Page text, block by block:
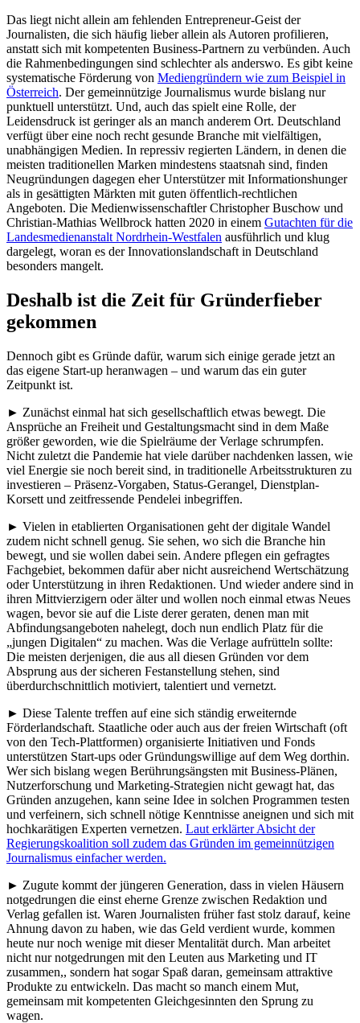
Das liegt nicht allein am fehlenden Entrepreneur-Geist der
Journalisten, die sich häufig lieber allein als Autoren profilieren,
anstatt sich mit kompetenten Business-Partnern zu verbünden. Auch
die Rahmenbedingungen sind schlechter als anderswo. Es gibt keine
systematische Förderung von Mediengründern wie zum Beispiel in
Österreich. Der gemeinnützige Journalismus wurde bislang nur
punktuell unterstützt. Und, auch das spielt eine Rolle, der
Leidensdruck ist geringer als an manch anderem Ort. Deutschland
verfügt über eine noch recht gesunde Branche mit vielfältigen,
unabhängigen Medien. In repressiv regierten Ländern, in denen die
meisten traditionellen Marken mindestens staatsnah sind, finden
Neugründungen dagegen eher Unterstützer mit Informationshunger
als in gesättigten Märkten mit guten öffentlich-rechtlichen
Angeboten. Die Medienwissenschaftler Christopher Buschow und
Christian-Mathias Wellbrock hatten 2020 in einem Gutachten für die
Landesmedienanstalt Nordrhein-Westfalen ausführlich und klug
dargelegt, woran es der Innovationslandschaft in Deutschland
besonders mangelt.
Deshalb ist die Zeit für Gründerfieber
gekommen
Dennoch gibt es Gründe dafür, warum sich einige gerade jetzt an
das eigene Start-up heranwagen – und warum das ein guter
Zeitpunkt ist.
► Zunächst einmal hat sich gesellschaftlich etwas bewegt. Die
Ansprüche an Freiheit und Gestaltungsmacht sind in dem Maße
größer geworden, wie die Spielräume der Verlage schrumpfen.
Nicht zuletzt die Pandemie hat viele darüber nachdenken lassen, wie
viel Energie sie noch bereit sind, in traditionelle Arbeitsstrukturen zu
investieren – Präsenz-Vorgaben, Status-Gerangel, Dienstplan-
Korsett und zeitfressende Pendelei inbegriffen.
► Vielen in etablierten Organisationen geht der digitale Wandel
zudem nicht schnell genug. Sie sehen, wo sich die Branche hin
bewegt, und sie wollen dabei sein. Andere pflegen ein gefragtes
Fachgebiet, bekommen dafür aber nicht ausreichend Wertschätzung
oder Unterstützung in ihren Redaktionen. Und wieder andere sind in
ihren Mittvierzigern oder älter und wollen noch einmal etwas Neues
wagen, bevor sie auf die Liste derer geraten, denen man mit
Abfindungsangeboten nahelegt, doch nun endlich Platz für die
„jungen Digitalen“ zu machen. Was die Verlage aufrütteln sollte:
Die meisten derjenigen, die aus all diesen Gründen vor dem
Absprung aus der sicheren Festanstellung stehen, sind
überdurchschnittlich motiviert, talentiert und vernetzt.
► Diese Talente treffen auf eine sich ständig erweiternde
Förderlandschaft. Staatliche oder auch aus der freien Wirtschaft (oft
von den Tech-Plattformen) organisierte Initiativen und Fonds
unterstützen Start-ups oder Gründungswillige auf dem Weg dorthin.
Wer sich bislang wegen Berührungsängsten mit Business-Plänen,
Nutzerforschung und Marketing-Strategien nicht gewagt hat, das
Gründen anzugehen, kann seine Idee in solchen Programmen testen
und verfeinern, sich schnell nötige Kenntnisse aneignen und sich mit
hochkarätigen Experten vernetzen. Laut erklärter Absicht der
Regierungskoalition soll zudem das Gründen im gemeinnützigen
Journalismus einfacher werden.
► Zugute kommt der jüngeren Generation, dass in vielen Häusern
notgedrungen die einst eherne Grenze zwischen Redaktion und
Verlag gefallen ist. Waren Journalisten früher fast stolz darauf, keine
Ahnung davon zu haben, wie das Geld verdient wurde, kommen
heute nur noch wenige mit dieser Mentalität durch. Man arbeitet
nicht nur notgedrungen mit den Leuten aus Marketing und IT
zusammen,, sondern hat sogar Spaß daran, gemeinsam attraktive
Produkte zu entwickeln. Das macht so manch einem Mut,
gemeinsam mit kompetenten Gleichgesinnten den Sprung zu
wagen.